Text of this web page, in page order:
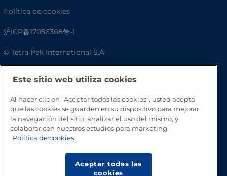
Política de cookies
沪ICP备17056308号-1
© Tetra Pak International S.A.
Este sitio web utiliza cookies
Al hacer clic en “Aceptar todas las cookies”, usted acepta
que las cookies se guarden en su dispositivo para mejorar
la navegación del sitio, analizar el uso del mismo, y
colaborar con nuestros estudios para marketing.
Política de cookies
Aceptar todas las
cookies